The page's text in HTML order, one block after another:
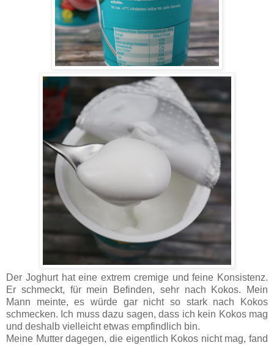
Der Joghurt hat eine extrem cremige und feine Konsistenz.
Er schmeckt, für mein Befinden, sehr nach Kokos. Mein
Mann meinte, es würde gar nicht so stark nach Kokos
schmecken. Ich muss dazu sagen, dass ich kein Kokos mag
und deshalb vielleicht etwas empfindlich bin.
Meine Mutter dagegen, die eigentlich Kokos nicht mag, fand